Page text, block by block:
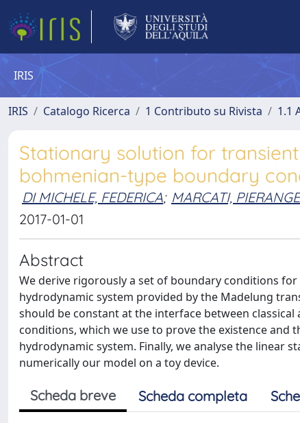
IRIS
IRIS Catalogo Ricerca 1 Contributo su Rivista 1.1
Stationary solution for
bohmenian-type boundary
DI MICHELE, FEDERICA; MARCATI,
2017-01-01
Abstract
We derive rigorously a set of boundary conditions
hydrodynamic system provided by the Madelung
should be constant at the interface between
conditions, which we use to prove the existence
hydrodynamic system. Finally, we analyse the linear
numerically our model on a toy device.
Scheda breve Scheda completa